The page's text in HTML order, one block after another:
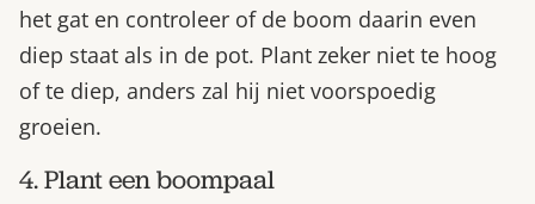
het gat en controleer of de boom daarin even
diep staat als in de pot. Plant zeker niet te hoog
of te diep, anders zal hij niet voorspoedig
groeien.
4. Plant een boompaal